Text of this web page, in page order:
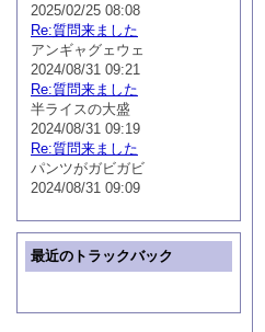
2025/02/25 08:08
Re:質問来ました
アンギャグェウェ
2024/08/31 09:21
Re:質問来ました
半ライスの大盛
2024/08/31 09:19
Re:質問来ました
パンツがガビガビ
2024/08/31 09:09
最近のトラックバック